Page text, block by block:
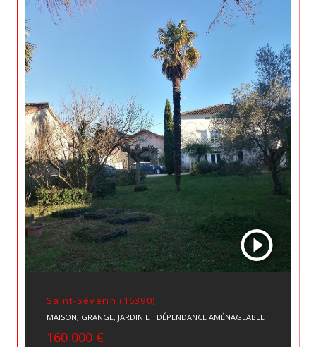
Saint-Séverin (16390)
MAISON, GRANGE, JARDIN ET DÉPENDANCE AMÉNAGEABLE
160 000 €